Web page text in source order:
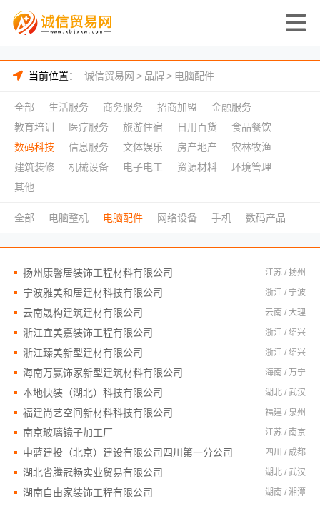
当前位置： 诚信贸易网 > 品牌> 电脑配件
全部 生活服务 商务服务 招商加盟
金融服务
教育培训
医疗服务 旅游住宿 日用百货
食品餐饮
数码科技
信息服务 文体娱乐 房产地产
农林牧渔
建筑装修
机械设备 电子电工 资源材料
环境管理
其他
全部 电脑整机 电脑配件 网络设备 手机 数码产品
扬州康馨居装饰工程材料有限公司 江苏 / 扬州
宁波雅美和居建材科技有限公司 浙江 / 宁波
云南晟构建筑建材有限公司 云南 / 大理
浙江宜美嘉装饰工程有限公司 浙江 / 绍兴
浙江臻美新型建材有限公司 浙江 / 绍兴
海南万赢饰家新型建筑材料有限公司 海南 / 万宁
本地快装（湖北）科技有限公司 湖北 / 武汉
福建尚艺空间新材料科技有限公司 福建 / 泉州
南京玻璃镜子加工厂 江苏 / 南京
中蓝建投（北京）建设有限公司四川第一分公司 四川 / 成都
湖北省腾冠畅实业贸易有限公司 湖北 / 武汉
湖南自由家装饰工程有限公司 湖南 / 湘潭